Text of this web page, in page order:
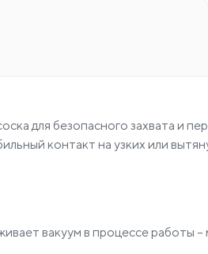
для безопасного захвата и
контакт на узких или
вакуум в процессе работы